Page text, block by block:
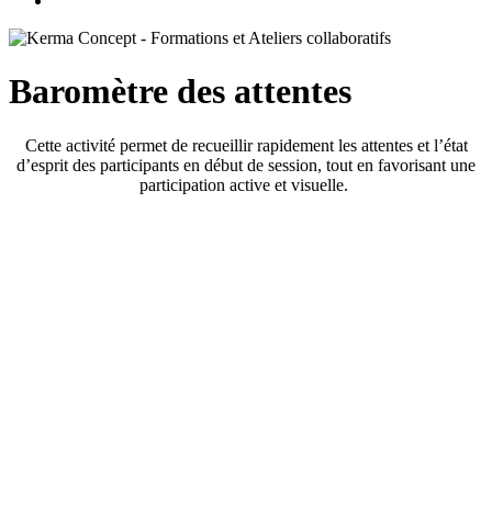
Baromètre des attentes
Cette activité permet de recueillir rapidement les attentes et l’état
d’esprit des participants en début de session, tout en favorisant une
participation active et visuelle.